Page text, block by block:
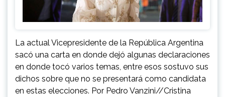
La actual Vicepresidente de la República Argentina
sacó una carta en donde dejó algunas declaraciones
en donde tocó varios temas, entre esos sostuvo sus
dichos sobre que no se presentará como candidata
en estas elecciones. Por Pedro Vanzini//Cristina